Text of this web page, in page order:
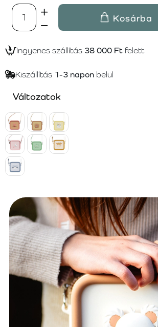
Kosárba
Ingyenes szállítás 38 000 Ft felett
Kiszállítás 1-3 napon belül
Változatok